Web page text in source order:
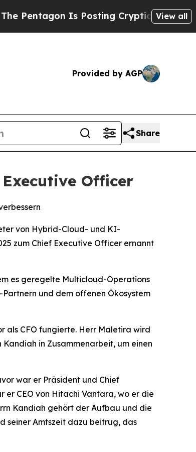
Is Posting Cryptic Biblical Messages
View all
Provided by AGP
Share
Officer
von Hybrid-Cloud- und KI-
zum Chief Executive Officer ernannt
es geregelte Multicloud-Operations
und dem offenen Ökosystem
als CFO fungierte. Herr Maletira wird
in Zusammenarbeit, um einen
war er Präsident und Chief
CEO von Hitachi Vantara, wo er die
Kandiah gehört der Aufbau und die
seiner Amtszeit dazu beitrug, das